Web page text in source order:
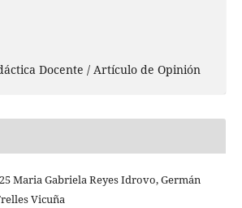
Docente / Artículo de Opinión
Maria Gabriela Reyes Idrovo, Germán
Vicuña